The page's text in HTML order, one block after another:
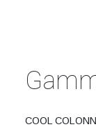
COOL